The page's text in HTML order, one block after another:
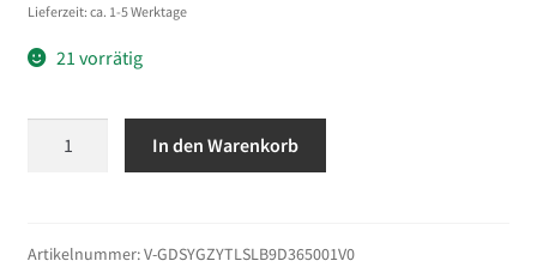
Lieferzeit: ca. 1-5 Werktage
21 vorrätig
180
In den Warenkorb
Artikelnummer:V-GDSYGZYTLSLB9D365001V0